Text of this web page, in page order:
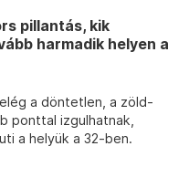
pillantás, kik
harmadik helyen a
a döntetlen, a zöld-
ponttal izgulhatnak,
a helyük a 32-ben.